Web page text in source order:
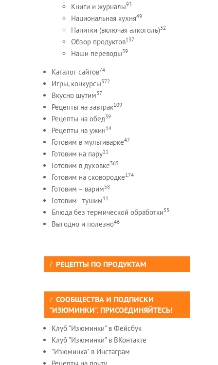
Книги и журналы93
Национальная кухня49
Напитки (включая алкоголь)32
Обзор продуктов137
Наши переводы59
Каталог сайтов74
Игры, конкурсы372
Вкусно шутим37
Рецепты на завтрак109
Рецепты на обед39
Рецепты на ужин14
Готовим в мультиварке47
Готовим на пару11
Готовим в духовке365
Готовим на сковородке174
Готовим – варим58
Готовим - тушим11
Блюда без термической обработки55
Выгодно и полезно46
РЕЦЕПТЫ ПО ПРОДУКТАМ
СООБЩЕСТВА И ПОДПИСКИ
"ИЗЮМИНКИ". ПРИСОЕДИНЯЙТЕСЬ!
Клуб "Изюминки" в Фейсбук
Клуб "Изюминки" в ВКонтакте
"Изюминка" в Инстаграм